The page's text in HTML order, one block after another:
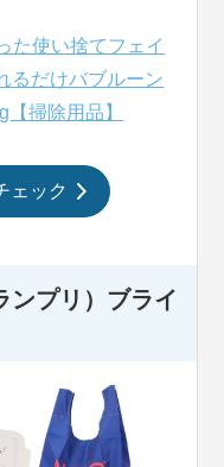
た使い捨てフェイ
るだけバブルーン
掃除用品】
ェック
プリ） ブライ